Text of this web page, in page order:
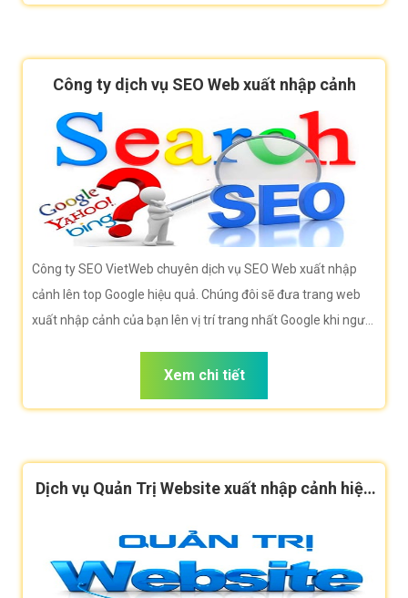
Công ty dịch vụ SEO Web xuất nhập cảnh
Công ty SEO VietWeb chuyên dịch vụ SEO Web xuất nhập
cảnh lên top Google hiệu quả. Chúng đôi sẽ đưa trang web
xuất nhập cảnh của bạn lên vị trí trang nhất Google khi người
Xem chi tiết
Dịch vụ Quản Trị Website xuất nhập cảnh hiệu